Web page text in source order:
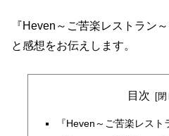
『Heven～ご苦楽レストラン
と感想をお伝えします。
目次
『Heven～ご苦楽レス